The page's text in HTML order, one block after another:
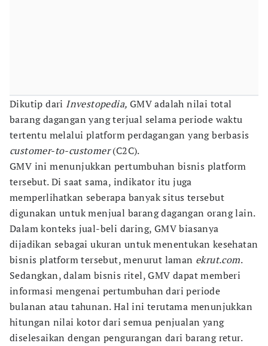
Dikutip dari Investopedia, GMV adalah nilai total
barang dagangan yang terjual selama periode waktu
tertentu melalui platform perdagangan yang berbasis
customer-to-customer(C2C).
GMV ini menunjukkan pertumbuhan bisnis platform
tersebut. Di saat sama, indikator itu juga
memperlihatkan seberapa banyak situs tersebut
digunakan untuk menjual barang dagangan orang lain.
Dalam konteks jual-beli daring, GMV biasanya
dijadikan sebagai ukuran untuk menentukan kesehatan
bisnis platform tersebut, menurut laman ekrut.com.
Sedangkan, dalam bisnis ritel, GMV dapat memberi
informasi mengenai pertumbuhan dari periode
bulanan atau tahunan. Hal ini terutama menunjukkan
hitungan nilai kotor dari semua penjualan yang
diselesaikan dengan pengurangan dari barang retur.